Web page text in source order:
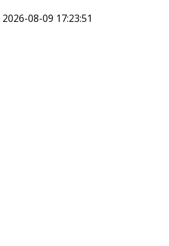
2026-08-09 17:23:51